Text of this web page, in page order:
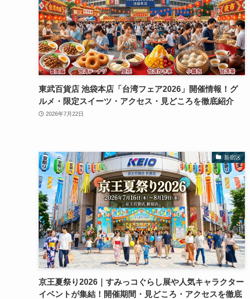
東武百貨店 池袋本店「台湾フェア2026」開催情報！グ
ルメ・限定スイーツ・アクセス・見どころを徹底紹介
2026年7月22日
新宿区
京王夏祭り2026｜すみっコぐらし展や人気キャラクター
イベントが集結！開催期間・見どころ・アクセスを徹底